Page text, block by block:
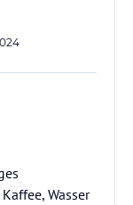
Wasser